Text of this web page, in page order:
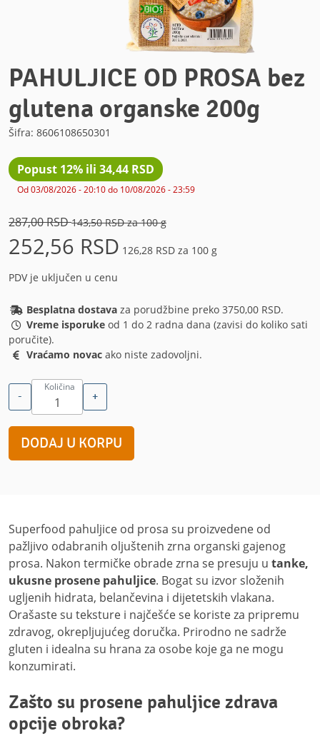
PAHULJICE OD PROSA bez
glutena organske 200g
Šifra: 8606108650301
Popust 12% ili 34,44 RSD
Od 03/08/2026 - 20:10 do 10/08/2026 - 23:59
Originalna cena
287,00 RSD 143,50 RSD za 100 g
Cena
252,56 RSD 126,28 RSD za 100 g
PDV je uključen u cenu
Besplatna dostava za porudžbine preko 3750,00 RSD.
Vreme isporuke od 1 do 2 radna dana (zavisi do koliko sati
poručite).
Vraćamo novac ako niste zadovoljni.
-
Količina
+
Superfood pahuljice od prosa su proizvedene od
pažljivo odabranih oljuštenih zrna organski gajenog
prosa. Nakon termičke obrade zrna se presuju u tanke,
ukusne prosene pahuljice. Bogat su izvor složenih
ugljenih hidrata, belančevina i dijetetskih vlakana.
Orašaste su teksture i najčešće se koriste za pripremu
zdravog, okrepljujućeg doručka. Prirodno ne sadrže
gluten i idealna su hrana za osobe koje ga ne mogu
konzumirati.
Zašto su prosene pahuljice zdrava
opcije obroka?